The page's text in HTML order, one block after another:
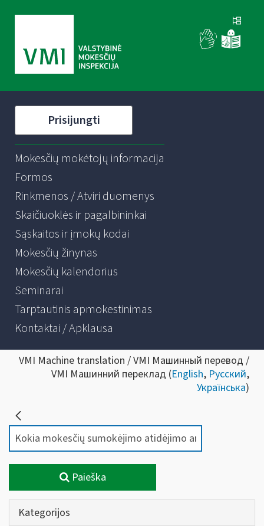
Prisijungti
Mokesčių mokėtojų informacija
Formos
Rinkmenos / Atviri duomenys
Skaičiuoklės ir pagalbininkai
Sąskaitos ir įmokų kodai
Mokesčių žinynas
Mokesčių kalendorius
Seminarai
Tarptautinis apmokestinimas
Kontaktai / Apklausa
VMI Machine translation / VMI Машинный перевод /
VMI Машинний переклад (English, Русский,
Українська)
Paieška
Kategorijos